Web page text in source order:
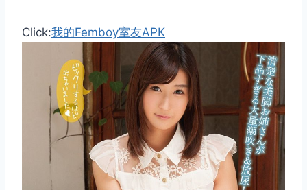
Click:我的Femboy室友APK